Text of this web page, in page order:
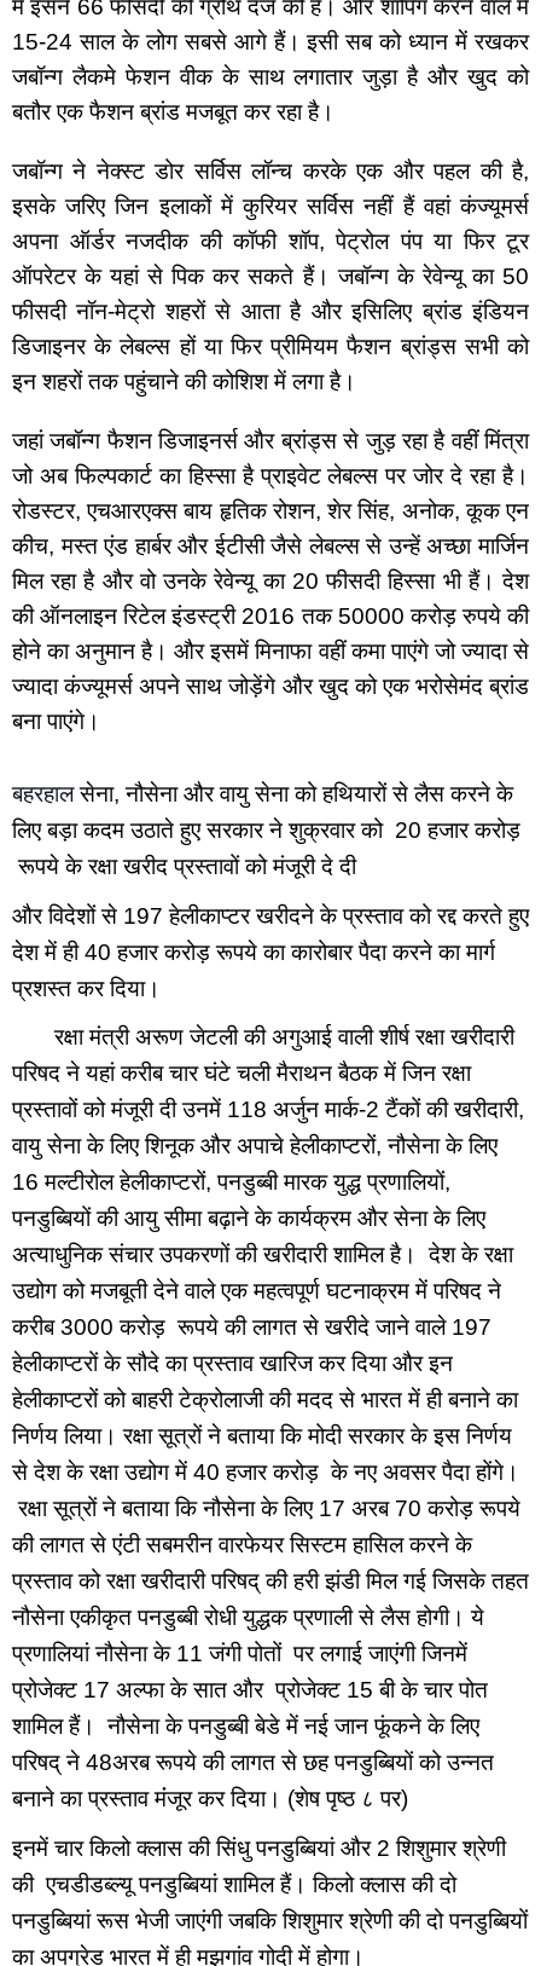
में इसने 66 फीसदी की ग्रोथ दर्ज की है। और शॉपिंग करने वाले में
15-24 साल के लोग सबसे आगे हैं। इसी सब को ध्यान में रखकर
जबॉन्ग लैकमे फेशन वीक के साथ लगातार जुड़ा है और खुद को
बतौर एक फैशन ब्रांड मजबूत कर रहा है।
जबॉन्ग ने नेक्स्ट डोर सर्विस लॉन्च करके एक और पहल की है,
इसके जरिए जिन इलाकों में कुरियर सर्विस नहीं हैं वहां कंज्यूमर्स
अपना ऑर्डर नजदीक की कॉफी शॉप, पेट्रोल पंप या फिर टूर
ऑपरेटर के यहां से पिक कर सकते हैं। जबॉन्ग के रेवेन्यू का 50
फीसदी नॉन-मेट्रो शहरों से आता है और इसिलिए ब्रांड इंडियन
डिजाइनर के लेबल्स हों या फिर प्रीमियम फैशन ब्रांड्स सभी को
इन शहरों तक पहुंचाने की कोशिश में लगा है।
जहां जबॉन्ग फैशन डिजाइनर्स और ब्रांड्स से जुड़ रहा है वहीं मिंत्रा
जो अब फिल्पकार्ट का हिस्सा है प्राइवेट लेबल्स पर जोर दे रहा है।
रोडस्टर, एचआरएक्स बाय हृतिक रोशन, शेर सिंह, अनोक, कूक एन
कीच, मस्त एंड हार्बर और ईटीसी जैसे लेबल्स से उन्हें अच्छा मार्जिन
मिल रहा है और वो उनके रेवेन्यू का 20 फीसदी हिस्सा भी हैं। देश
की ऑनलाइन रिटेल इंडस्ट्री 2016 तक 50000 करोड़ रुपये की
होने का अनुमान है। और इसमें मिनाफा वहीं कमा पाएंगे जो ज्यादा से
ज्यादा कंज्यूमर्स अपने साथ जोड़ेंगे और खुद को एक भरोसेमंद ब्रांड
बना पाएंगे।
बहरहाल सेना, नौसेना और वायु सेना को हथियारों से लैस करने के
लिए बड़ा कदम उठाते हुए सरकार ने शुक्रवार को  20 हजार करोड़
रूपये के रक्षा खरीद प्रस्तावों को मंजूरी दे दी
और विदेशों से 197 हेलीकाप्टर खरीदने के प्रस्ताव को रद्द करते हुए
देश में ही 40 हजार करोड़ रूपये का कारोबार पैदा करने का मार्ग
प्रशस्त कर दिया।
परिषद ने यहां करीब चार घंटे चली मैराथन बैठक में जिन रक्षा
प्रस्तावों को मंजूरी दी उनमें 118 अर्जुन मार्क-2 टैंकों की खरीदारी,
वायु सेना के लिए शिनूक और अपाचे हेलीकाप्टरों, नौसेना के लिए
16 मल्टीरोल हेलीकाप्टरों, पनडुब्बी मारक युद्ध प्रणालियों,
पनडुब्बियों की आयु सीमा बढ़ाने के कार्यक्रम और सेना के लिए
अत्याधुनिक संचार उपकरणों की खरीदारी शामिल है।  देश के रक्षा
उद्योग को मजबूती देने वाले एक महत्वपूर्ण घटनाक्रम में परिषद ने
करीब 3000 करोड़  रूपये की लागत से खरीदे जाने वाले 197
हेलीकाप्टरों के सौदे का प्रस्ताव खारिज कर दिया और इन
हेलीकाप्टरों को बाहरी टेक्रोलाजी की मदद से भारत में ही बनाने का
निर्णय लिया। रक्षा सूत्रों ने बताया कि मोदी सरकार के इस निर्णय
से देश के रक्षा उद्योग में 40 हजार करोड़  के नए अवसर पैदा होंगे।
रक्षा सूत्रों ने बताया कि नौसेना के लिए 17 अरब 70 करोड़ रूपये
की लागत से एंटी सबमरीन वारफेयर सिस्टम हासिल करने के
प्रस्ताव को रक्षा खरीदारी परिषद् की हरी झंडी मिल गई जिसके तहत
नौसेना एकीकृत पनडुब्बी रोधी युद्धक प्रणाली से लैस होगी। ये
प्रणालियां नौसेना के 11 जंगी पोतों  पर लगाई जाएंगी जिनमें
प्रोजेक्ट 17 अल्फा के सात और  प्रोजेक्ट 15 बी के चार पोत
शामिल हैं।  नौसेना के पनडुब्बी बेडे में नई जान फूंकने के लिए
परिषद् ने 48अरब रूपये की लागत से छह पनडुब्बियों को उन्नत
बनाने का प्रस्ताव मंंजूर कर दिया। (शेष पृष्ठ ८ पर)
इनमें चार किलो क्लास की सिंधु पनडुब्बियां और 2 शिशुमार श्रेणी
की  एचडीडब्ल्यू पनडुब्बियां शामिल हैं। किलो क्लास की दो
पनडुब्बियां रूस भेजी जाएंगी जबकि शिशुमार श्रेणी की दो पनडुब्बियों
का अपग्रेड भारत में ही मझगांव गोदी में होगा।